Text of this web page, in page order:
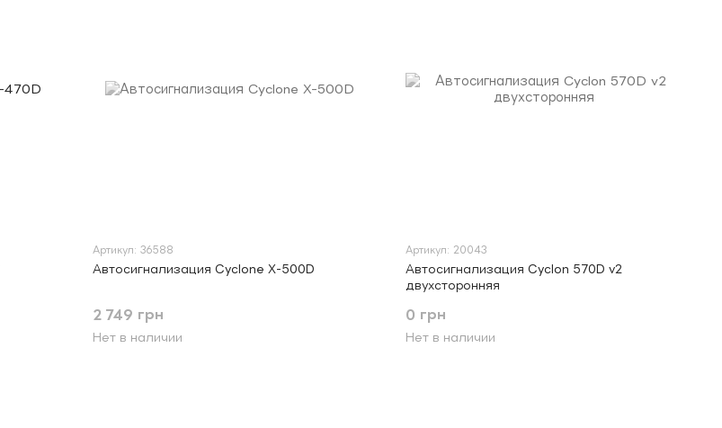
Артикул: 36588
Автосигнализация Cyclone X-500D
2 749 грн
Нет в наличии
Артикул: 20043
Автосигнализация Cyclon 570D v2
двухсторонняя
0 грн
Нет в наличии